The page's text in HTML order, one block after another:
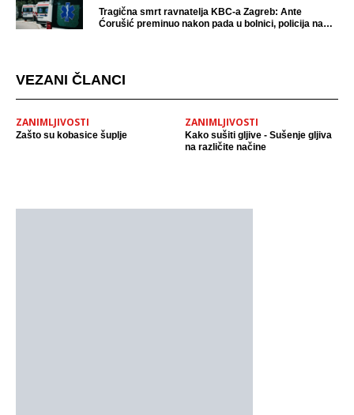
Tragična smrt ravnatelja KBC-a Zagreb: Ante
Ćorušić preminuo nakon pada u bolnici, policija na
VEZANI ČLANCI
ZANIMLJIVOSTI
Zašto su kobasice šuplje
ZANIMLJIVOSTI
Kako sušiti gljive - Sušenje gljiva
na različite načine